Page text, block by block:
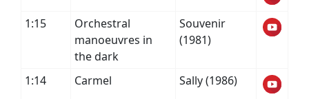
1:15
Orchestral
manoeuvres in
the dark
Souvenir
(1981)
1:14 Carmel Sally (1986)